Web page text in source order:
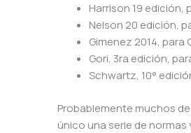
Harrison 19 edición,
Nelson 20 edición,
Gimenez 2014, para
Gori, 3ra edición,
Schwartz, 10°
Probablemente muchos
único una serie de normas